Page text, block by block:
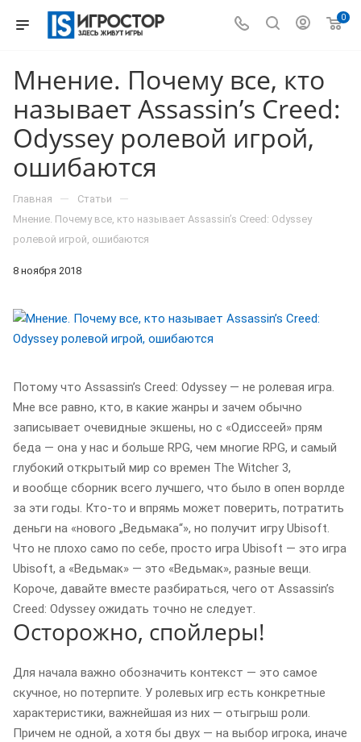
0
Мнение. Почему все, кто
называет Assassinʼs Creed:
Odyssey ролевой игрой,
ошибаются
Главная — Статьи —
Мнение. Почему все, кто называет Assassinʼs Creed: Odyssey
ролевой игрой, ошибаются
8 ноября 2018
Потому что Assassinʼs Creed: Odyssey — не ролевая игра.
Мне все равно, кто, в какие жанры и зачем обычно
записывает очевидные экшены, но с «Одиссеей» прям
беда — она у нас и больше RPG, чем многие RPG, и самый
глубокий открытый мир со времен The Witcher 3,
и вообще сборник всего лучшего, что было в опен ворлде
за эти годы. Кто-то и впрямь может поверить, потратить
деньги на «нового „Ведьмака“», но получит игру Ubisoft.
Что не плохо само по себе, просто игра Ubisoft — это игра
Ubisoft, а «Ведьмак» — это «Ведьмак», разные вещи.
Короче, давайте вместе разбираться, чего от Assassinʼs
Creed: Odyssey ожидать точно не следует.
Осторожно, спойлеры!
Для начала важно обозначить контекст — это самое
скучное, но потерпите. У ролевых игр есть конкретные
характеристики, важнейшая из них — отыгрыш роли.
Причем не одной, а хотя бы двух — на выбор игрока, иначе